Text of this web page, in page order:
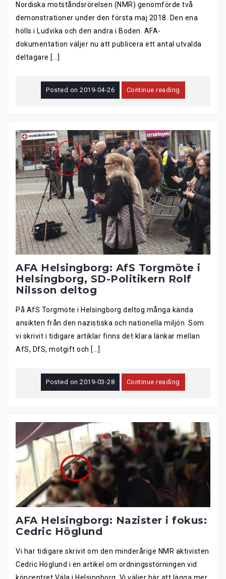
Nordiska motståndsrörelsen (NMR) genomförde två
demonstrationer under den första maj 2018. Den ena
hölls i Ludvika och den andra i Boden. AFA-
dokumentation väljer nu att publicera ett antal utvalda
deltagare […]
Posted on2019-04-26 Continue reading
AFA Helsingborg: AfS Torgmöte i
Helsingborg, SD-Politikern Rolf
Nilsson deltog
På AfS Torgmöte i Helsingborg deltog många kända
ansikten från den nazistiska och nationella miljön. Som
vi skrivit i tidigare artiklar finns det klara länkar mellan
AfS, DfS, motgift och […]
Posted on2019-03-28 Continue reading
AFA Helsingborg: Nazister i fokus:
Cedric Höglund
Vi har tidigare skrivit om den minderårige NMR aktivisten
Cedric Höglund i en artikel om ordningsstörningen vid
köpcentret Väla i Helsingborg. Vi väljer här att lägga mer